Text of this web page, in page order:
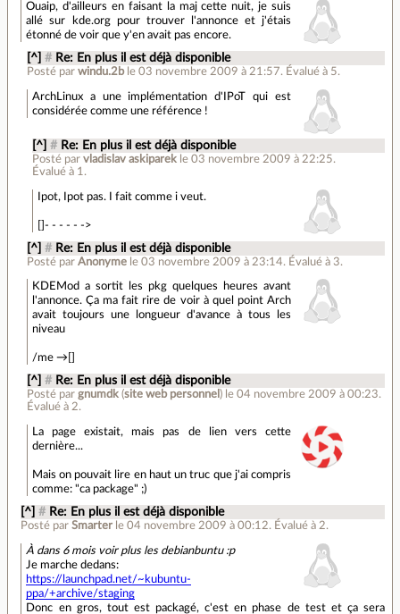
Ouaip, d'ailleurs en faisant la maj cette nuit, je suis
allé sur kde.org pour trouver l'annonce et j'étais
étonné de voir que y'en avait pas encore.
[^] # Re: En plus il est déjà disponible
Posté par windu.2b le 03 novembre 2009 à 21:57. Évalué à 5.
ArchLinux a une implémentation d'IPoT qui est
considérée comme une référence !
[^] # Re: En plus il est déjà disponible
Posté parvladislav askiparek le 03 novembre 2009 à 22:25.
Évalué à 1 .
Ipot, Ipot pas. I fait comme i veut.
[]- - - - - ->
[^] # Re: En plus il est déjà disponible
Posté par Anonyme le 03 novembre 2009 à 23:14. Évalué à 3.
KDEMod a sortit les pkg quelques heures avant
l'annonce. Ça ma fait rire de voir à quel point Arch
avait toujours une longueur d'avance à tous les
niveau
/me →[]
[^] # Re: En plus il est déjà disponible
Posté par gnumdk(site web personnel ) le 04 novembre 2009 à 00:23.
Évalué à 2.
La page existait, mais pas de lien vers cette
dernière...
Mais on pouvait lire en haut un truc que j'ai compris
comme: "ca package" ;)
[^] # Re: En plus il est déjà disponible
Posté parSmarter le 04 novembre 2009 à 00:12. Évalué à 2.
À dans 6 mois voir plus les debianbuntu :p
Je marche dedans:
https://launchpad.net/~kubuntu-
ppa/+archive/staging
Donc en gros, tout est packagé, c'est en phase de test et ça sera